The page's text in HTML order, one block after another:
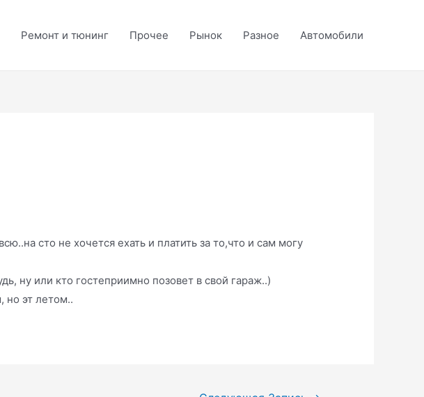
Ремонт и тюнинг Прочее Рынок Разное Автомобили
сто не хочется ехать и платить за то,что и сам могу
ну или кто гостеприимно позовет в свой гараж..)
но эт летом..